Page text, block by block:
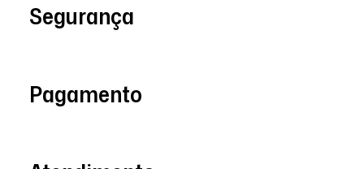
Segurança
Pagamento